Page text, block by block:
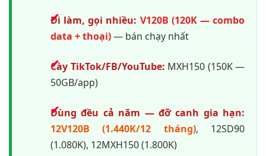
Đi làm, gọi nhiều: V120B (120K — combo
data + thoại)— bán chạy nhất
Cày TikTok/FB/YouTube: MXH150 (150K —
50GB/app)
Dùng đều cả năm — đỡ canh gia hạn:
12V120B (1.440K/12 tháng), 12SD90
(1.080K), 12MXH150 (1.800K)